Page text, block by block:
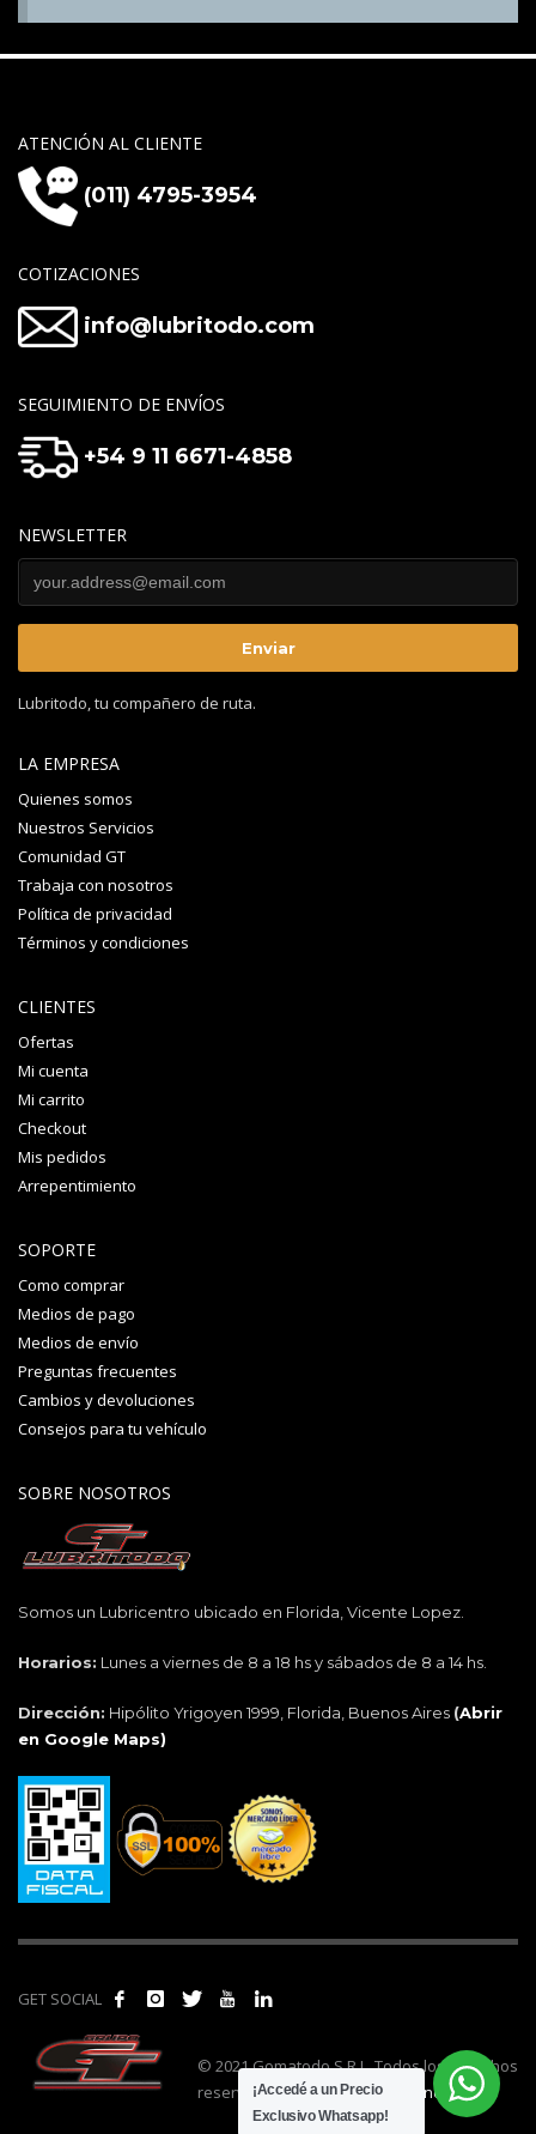
ATENCIÓN AL CLIENTE
(011) 4795-3954
COTIZACIONES
info@lubritodo.com
SEGUIMIENTO DE ENVÍOS
+54 9 11 6671-4858
NEWSLETTER
Lubritodo, tu compañero de ruta.
LA EMPRESA
Quienes somos
Nuestros Servicios
Comunidad GT
Trabaja con nosotros
Política de privacidad
Términos y condiciones
CLIENTES
Ofertas
Mi cuenta
Mi carrito
Checkout
Mis pedidos
Arrepentimiento
SOPORTE
Como comprar
Medios de pago
Medios de envío
Preguntas frecuentes
Cambios y devoluciones
Consejos para tu vehículo
SOBRE NOSOTROS
Somos un Lubricentro ubicado en Florida, Vicente Lopez.
Horarios: Lunes a viernes de 8 a 18 hs y sábados de 8 a 14 hs.
Dirección: Hipólito Yrigoyen 1999, Florida, Buenos Aires (Abrir
en Google Maps)
GET SOCIAL
© 2021 Gomatodo S.R.L. Todos los derechos
reservados. | Realizado por
cónclave.
¡Accedé a un Precio
Exclusivo Whatsapp!